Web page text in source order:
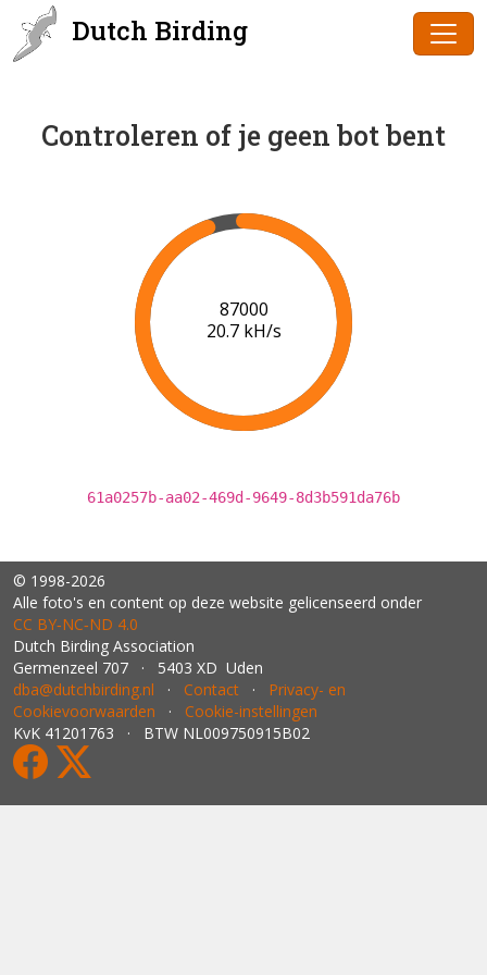
Dutch Birding
Controleren of je geen bot bent
89000
20.8 kH/s
61a0257b-aa02-469d-9649-8d3b591da76b
© 1998-2026
Alle foto's en content op deze website gelicenseerd onder
CC BY‑NC‑ND 4.0
Dutch Birding Association
Germenzeel 707 · 5403 XD Uden
dba@dutchbirding.nl · Contact · Privacy- en
Cookievoorwaarden · Cookie-instellingen
KvK 41201763 · BTW NL009750915B02